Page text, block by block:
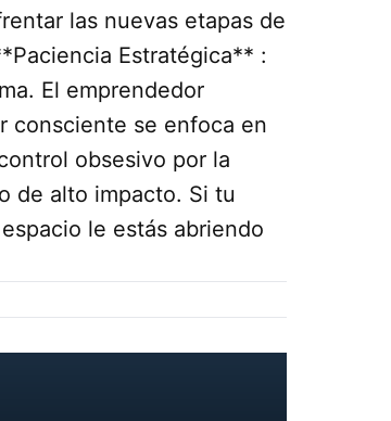
las nuevas etapas de
Estratégica** :
El emprendedor
consciente se enfoca en
obsesivo por la
de alto impacto. Si tu
le estás abriendo